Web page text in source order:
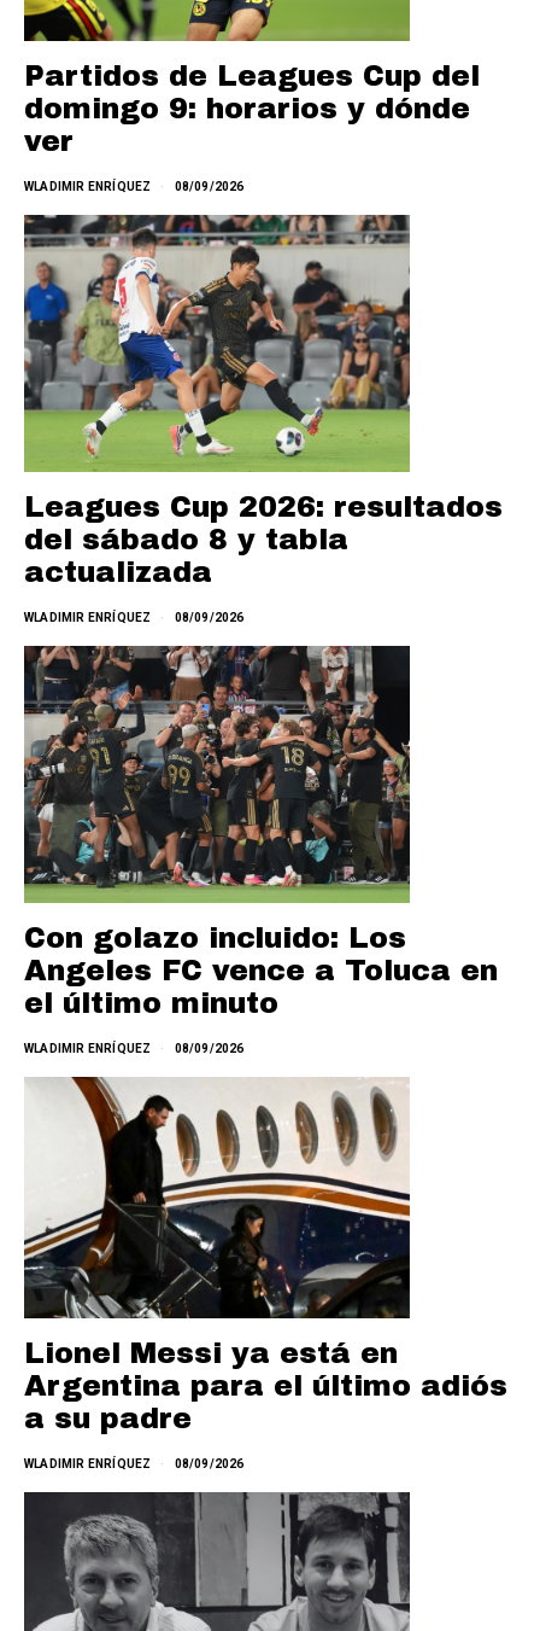
Partidos de Leagues Cup del
domingo 9: horarios y dónde
ver
WLADIMIR ENRÍQUEZ 08/09/2026
Leagues Cup 2026: resultados
del sábado 8 y tabla
actualizada
WLADIMIR ENRÍQUEZ 08/09/2026
Con golazo incluido: Los
Angeles FC vence a Toluca en
el último minuto
WLADIMIR ENRÍQUEZ 08/09/2026
Lionel Messi ya está en
Argentina para el último adiós
a su padre
WLADIMIR ENRÍQUEZ 08/09/2026